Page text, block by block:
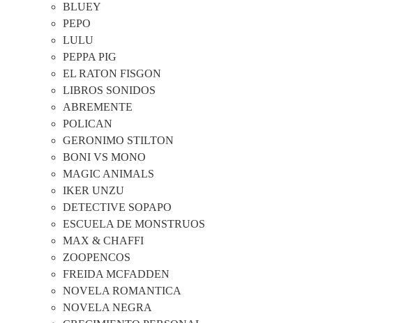
BLUEY
PEPO
LULU
PEPPA PIG
EL RATON FISGON
LIBROS SONIDOS
ABREMENTE
POLICAN
GERONIMO STILTON
BONI VS MONO
MAGIC ANIMALS
IKER UNZU
DETECTIVE SOPAPO
ESCUELA DE MONSTRUOS
MAX & CHAFFI
ZOOPENCOS
FREIDA MCFADDEN
NOVELA ROMANTICA
NOVELA NEGRA